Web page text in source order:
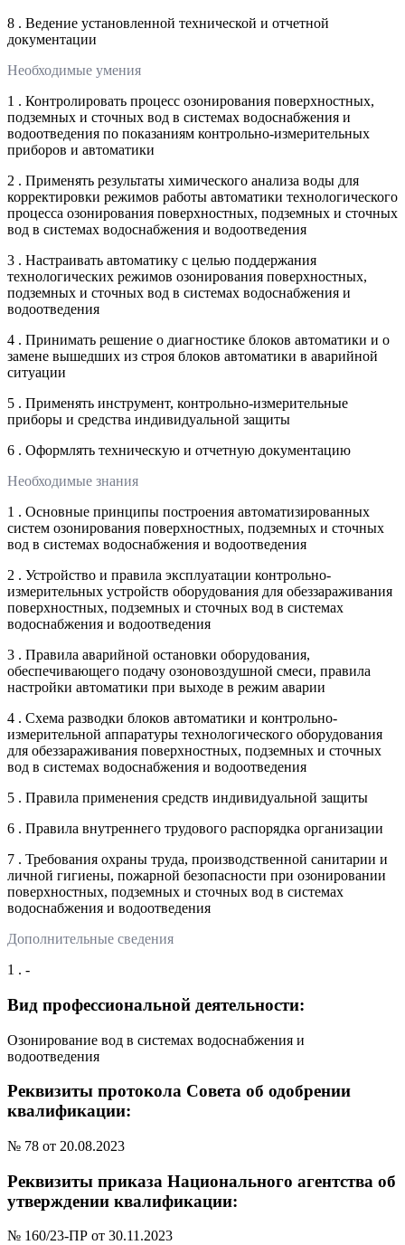
8 . Ведение установленной технической и отчетной
документации
Необходимые умения
1 . Контролировать процесс озонирования поверхностных,
подземных и сточных вод в системах водоснабжения и
водоотведения по показаниям контрольно-измерительных
приборов и автоматики
2 . Применять результаты химического анализа воды для
корректировки режимов работы автоматики технологического
процесса озонирования поверхностных, подземных и сточных
вод в системах водоснабжения и водоотведения
3 . Настраивать автоматику с целью поддержания
технологических режимов озонирования поверхностных,
подземных и сточных вод в системах водоснабжения и
водоотведения
4 . Принимать решение о диагностике блоков автоматики и о
замене вышедших из строя блоков автоматики в аварийной
ситуации
5 . Применять инструмент, контрольно-измерительные
приборы и средства индивидуальной защиты
6 . Оформлять техническую и отчетную документацию
Необходимые знания
1 . Основные принципы построения автоматизированных
систем озонирования поверхностных, подземных и сточных
вод в системах водоснабжения и водоотведения
2 . Устройство и правила эксплуатации контрольно-
измерительных устройств оборудования для обеззараживания
поверхностных, подземных и сточных вод в системах
водоснабжения и водоотведения
3 . Правила аварийной остановки оборудования,
обеспечивающего подачу озоновоздушной смеси, правила
настройки автоматики при выходе в режим аварии
4 . Схема разводки блоков автоматики и контрольно-
измерительной аппаратуры технологического оборудования
для обеззараживания поверхностных, подземных и сточных
вод в системах водоснабжения и водоотведения
5 . Правила применения средств индивидуальной защиты
6 . Правила внутреннего трудового распорядка организации
7 . Требования охраны труда, производственной санитарии и
личной гигиены, пожарной безопасности при озонировании
поверхностных, подземных и сточных вод в системах
водоснабжения и водоотведения
Дополнительные сведения
1 . -
Вид профессиональной деятельности:
Озонирование вод в системах водоснабжения и
водоотведения
Реквизиты протокола Совета об одобрении
квалификации:
№ 78 от 20.08.2023
Реквизиты приказа Национального агентства об
утверждении квалификации:
№ 160/23-ПР от 30.11.2023